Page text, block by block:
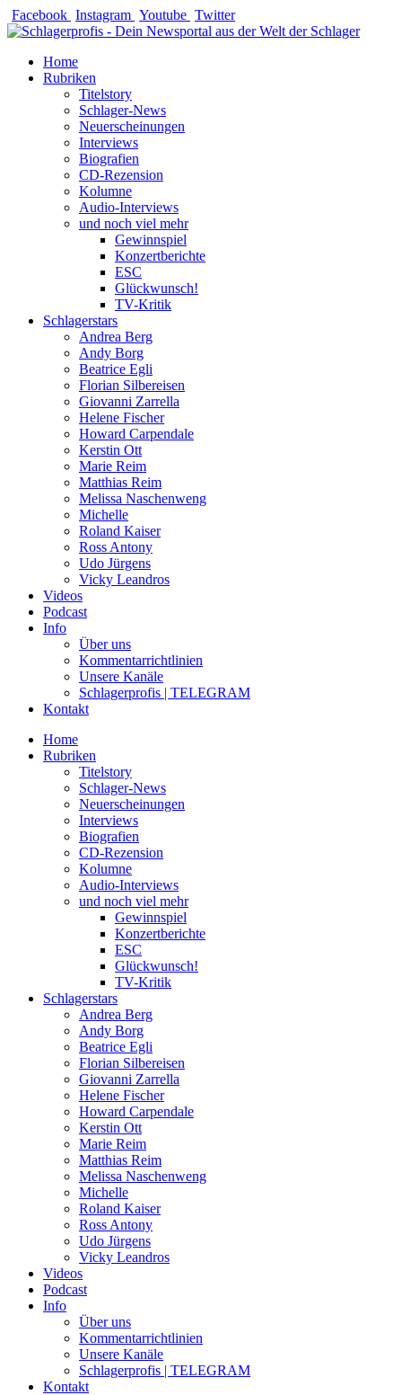
Zum
Inhalt
Facebook Instagram Youtube Twitter
Home
Rubriken
Titelstory
Schlager-News
Neuerscheinungen
Interviews
Biografien
CD-Rezension
Kolumne
Audio-Interviews
und noch viel mehr
Gewinnspiel
Konzertberichte
ESC
Glückwunsch!
TV-Kritik
Schlagerstars
Andrea Berg
Andy Borg
Beatrice Egli
Florian Silbereisen
Giovanni Zarrella
Helene Fischer
Howard Carpendale
Kerstin Ott
Marie Reim
Matthias Reim
Melissa Naschenweng
Michelle
Roland Kaiser
Ross Antony
Udo Jürgens
Vicky Leandros
Videos
Podcast
Info
Über uns
Kommentarrichtlinien
Unsere Kanäle
Schlagerprofis | TELEGRAM
Kontakt
Home
Rubriken
Titelstory
Schlager-News
Neuerscheinungen
Interviews
Biografien
CD-Rezension
Kolumne
Audio-Interviews
und noch viel mehr
Gewinnspiel
Konzertberichte
ESC
Glückwunsch!
TV-Kritik
Schlagerstars
Andrea Berg
Andy Borg
Beatrice Egli
Florian Silbereisen
Giovanni Zarrella
Helene Fischer
Howard Carpendale
Kerstin Ott
Marie Reim
Matthias Reim
Melissa Naschenweng
Michelle
Roland Kaiser
Ross Antony
Udo Jürgens
Vicky Leandros
Videos
Podcast
Info
Über uns
Kommentarrichtlinien
Unsere Kanäle
Schlagerprofis | TELEGRAM
Kontakt